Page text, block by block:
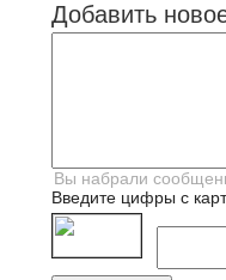
Добавить
Введите цифры с